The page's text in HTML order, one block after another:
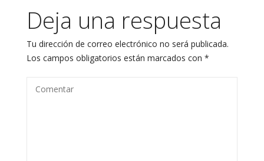
Deja una respuesta
Tu dirección de correo electrónico no será publicada.
Los campos obligatorios están marcados con *